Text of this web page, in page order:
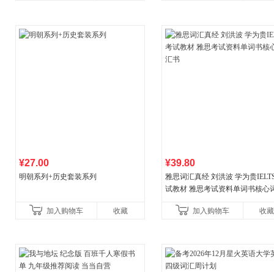
¥27.00
明朝系列+历史套装系列
加入购物车 收藏
¥39.80
雅思词汇真经 刘洪波 学为贵
试教材 雅思考试资料单词书核心
加入购物车
收藏